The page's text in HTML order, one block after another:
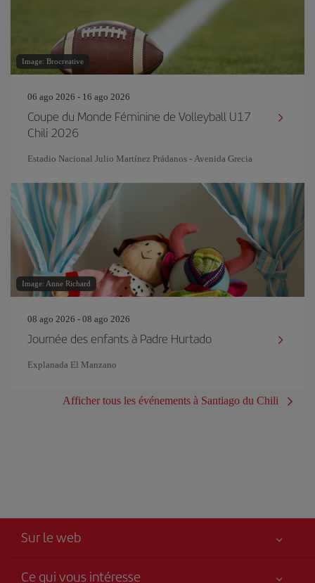
Image: Brocreative
06 ago 2026 - 16 ago 2026
Coupe du Monde Féminine de Volleyball U17
Chili 2026
Estadio Nacional Julio Martínez Prádanos - Avenida Grecia
Image: Anne Richard
08 ago 2026 - 08 ago 2026
Journée des enfants à Padre Hurtado
Explanada El Manzano
Afficher tous les événements à Santiago du Chili
Sur le web
Ce qui vous intéresse